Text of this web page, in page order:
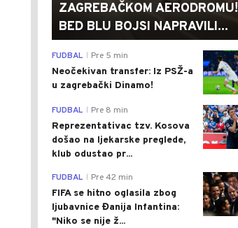
ZAGREBAČKOM AERODROMU!
BED BLU BOJSI NAPRAVILI...
FUDBAL Pre 5 min
Neočekivan transfer: Iz PSŽ-a
u zagrebački Dinamo!
FUDBAL Pre 8 min
Reprezentativac tzv. Kosova
došao na ljekarske preglede,
klub odustao pr...
FUDBAL Pre 42 min
FIFA se hitno oglasila zbog
ljubavnice Đanija Infantina:
"Niko se nije ž...